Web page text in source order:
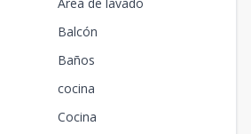
Balcón
Baños
cocina
Cocina